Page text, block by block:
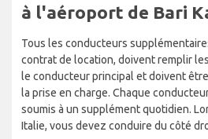
à l'aéroport de Bari
Tous les conducteurs
contrat de location, doivent remplir
le conducteur principal et doivent
la prise en charge. Chaque
soumis à un supplément quotidien.
Italie, vous devez conduire du côté